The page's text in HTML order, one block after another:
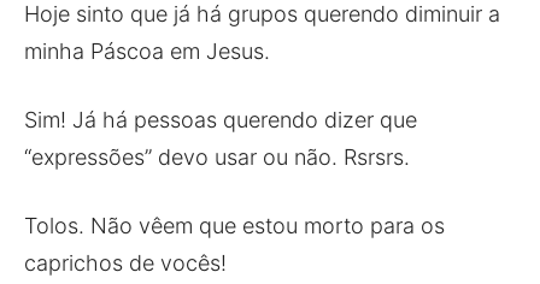
Hoje sinto que já há grupos querendo diminuir a
minha Páscoa em Jesus.
Sim! Já há pessoas querendo dizer que
“expressões” devo usar ou não. Rsrsrs.
Tolos. Não vêem que estou morto para os
caprichos de vocês!